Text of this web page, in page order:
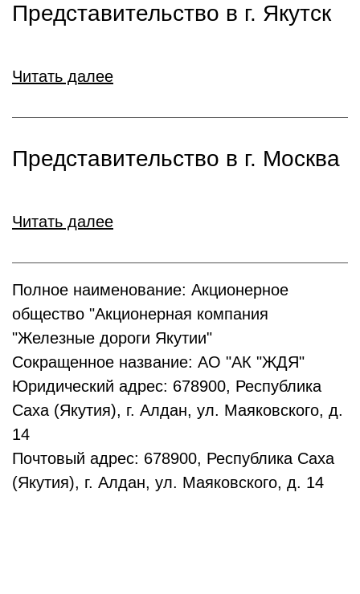
Представительство в г. Якутск
Читать далее
Представительство в г. Москва
Читать далее
Полное наименование: Акционерное
общество "Акционерная компания
"Железные дороги Якутии"
Сокращенное название: АО "АК "ЖДЯ"
Юридический адрес: 678900, Республика
Саха (Якутия), г. Алдан, ул. Маяковского, д.
14
Почтовый адрес: 678900, Республика Саха
(Якутия), г. Алдан, ул. Маяковского, д. 14